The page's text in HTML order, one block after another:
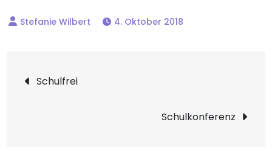
4. Oktober 2018
Beitragsnavigation
Schulfrei
Schulkonferenz